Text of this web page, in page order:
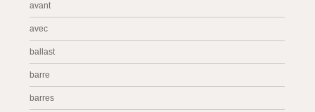
avant
avec
ballast
barre
barres